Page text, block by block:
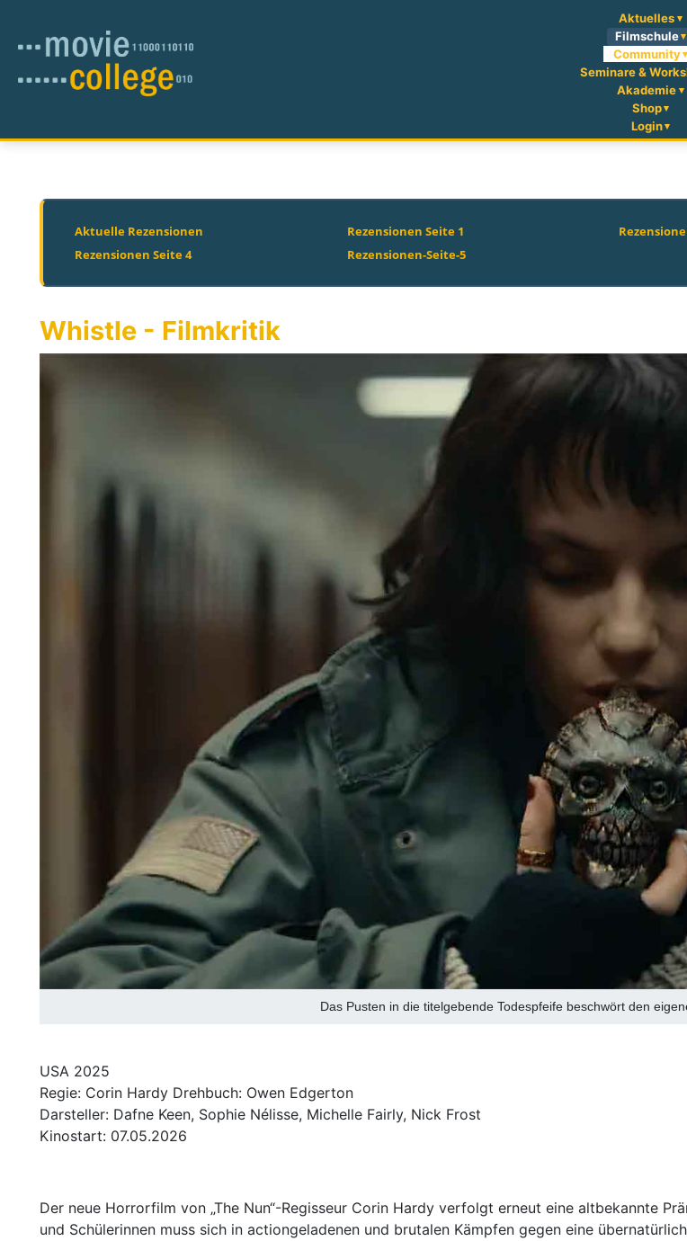
Aktuelles
Filmschule
Community
Seminare &
Akademie
Shop
Login
Aktuelle Rezensionen Rezensionen Seite 1
Rezensionen Seite 4
Rezensionen-Seite-5
Whistle - Filmkritik
Das Pusten in die titelgebende Todespfeife beschwört den
USA 2025
Regie: Corin Hardy Drehbuch: Owen Edgerton
Darsteller: Dafne Keen, Sophie Nélisse, Michelle Fairly, Nick Frost
Kinostart: 07.05.2026
Der neue Horrorfilm von „The Nun“-Regisseur Corin Hardy verfolgt erneut eine altbekannte
und Schülerinnen muss sich in actiongeladenen und brutalen Kämpfen gegen eine